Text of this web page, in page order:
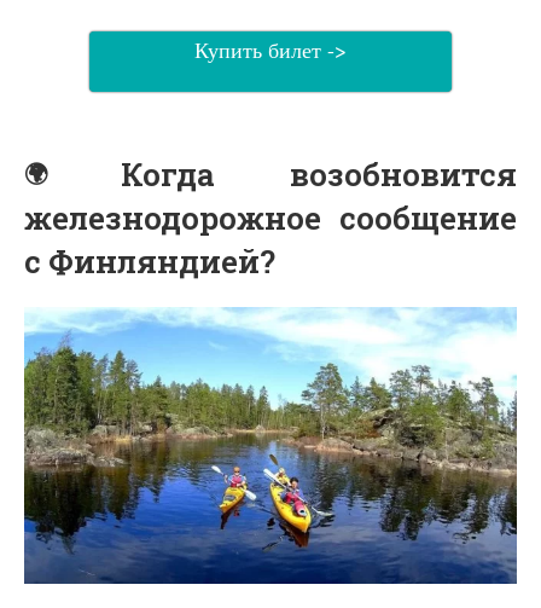
Купить билет ->
Когда возобновится
железнодорожное сообщение
с Финляндией?